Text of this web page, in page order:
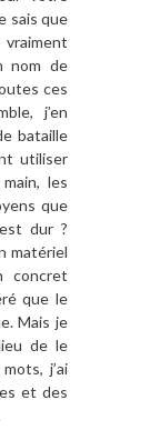
sais que
vraiment
nom de
ces
j’en
bataille
utiliser
les
que
dur ?
matériel
concret
que le
Mais je
de le
j’ai
et des